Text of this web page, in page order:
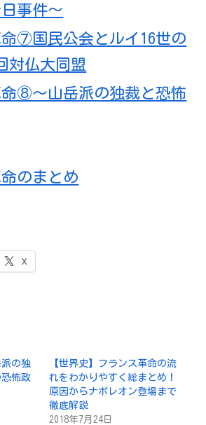
事件～
⑦国民公会とルイ16世の
対仏大同盟
⑧～山岳派の独裁と恐怖
のまとめ
X
の独
怖政
【世界史】フランス革命の流
れをわかりやすく総まとめ！
原因からナポレオン登場まで
徹底解説
2018年7月24日